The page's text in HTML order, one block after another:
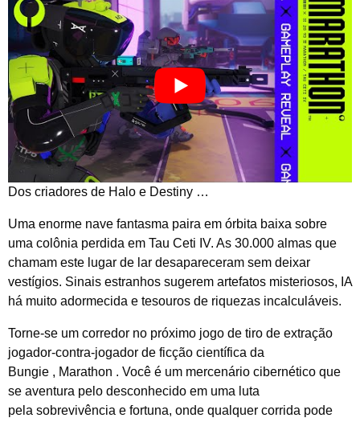
Dos criadores de Halo e Destiny …
Uma enorme nave fantasma paira em órbita baixa sobre
uma colônia perdida em Tau Ceti IV. As 30.000 almas que
chamam este lugar de lar desapareceram sem deixar
vestígios. Sinais estranhos sugerem artefatos misteriosos, IA
há muito adormecida e tesouros de riquezas incalculáveis.
Torne-se um corredor no próximo jogo de tiro de extração
jogador-contra-jogador de ficção científica da
Bungie , Marathon . Você é um mercenário cibernético que
se aventura pelo desconhecido em uma luta
pela sobrevivência e fortuna, onde qualquer corrida pode